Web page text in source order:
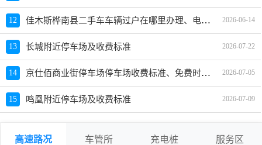
12 佳木斯桦南县二手车车辆过户在哪里办理、电话、上班时间 2026-06-14
13 长城附近停车场及收费标准 2026-07-22
14 京仕佰商业街停车场停车场收费标准、免费时长、日租月租信息 2026-07-05
15 鸣凰附近停车场及收费标准 2026-07-09
高速路况 车管所 充电桩 服务区